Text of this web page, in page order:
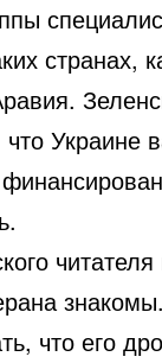
странах,
Украине
что его